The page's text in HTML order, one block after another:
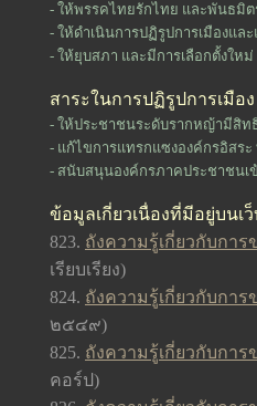
- ให้พรรคไทยรักไทย และพันธมิต
- ให้ดำเนินการปฏิรูปการเมืองแ
- ให้ยุบสภา และมีการเลือกตั้งใหม่
สาระในการปฏิรูปการเมือง
- ให้ประชาชนระดับรากหญ้ามีสิท
- แก้ไขการแทรกแซงองค์กรอิสร
- สนับสนุนองค์กรภาคประชาชนเ
ข้อมูลเกี่ยวเนื่องที่มีอยู่บนเ
823. ถังความรู้เกี่ยวกับกา
เรียบเรียง)
824. ถังความรู้เกี่ยวกับกา
๒๕๔๙)
825. ถังความรู้เกี่ยวกับกา
คอร์ป)